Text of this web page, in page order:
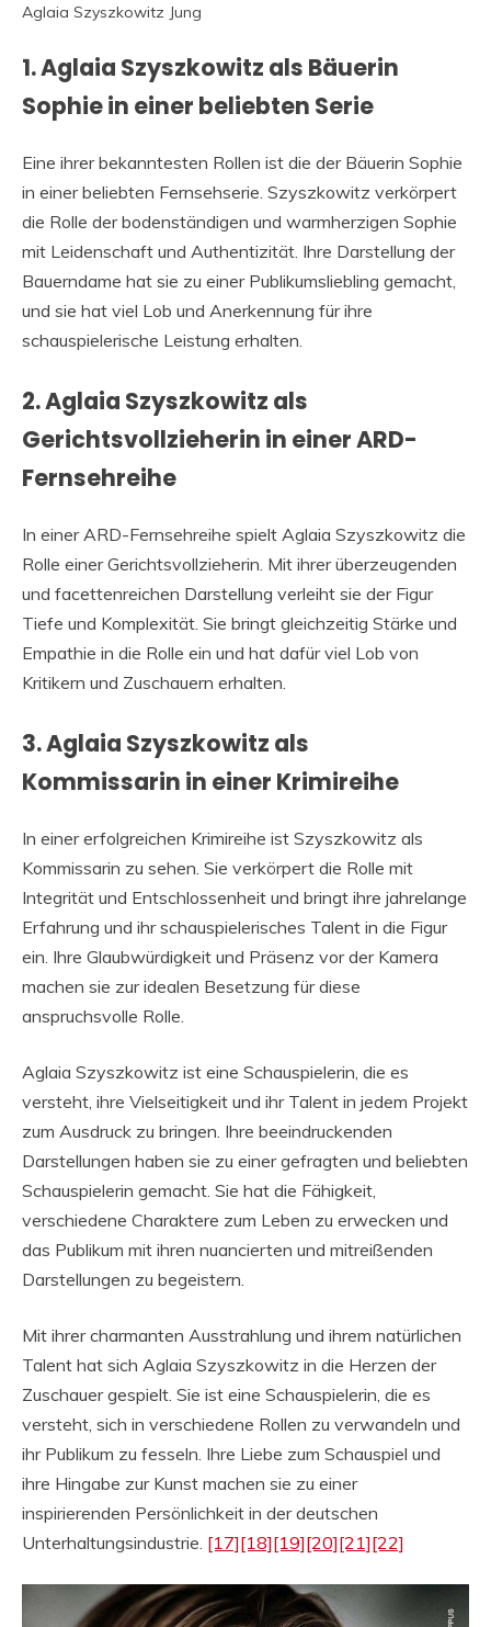
Aglaia Szyszkowitz Jung
1. Aglaia Szyszkowitz als Bäuerin
Sophie in einer beliebten Serie
Eine ihrer bekanntesten Rollen ist die der Bäuerin Sophie
in einer beliebten Fernsehserie. Szyszkowitz verkörpert
die Rolle der bodenständigen und warmherzigen Sophie
mit Leidenschaft und Authentizität. Ihre Darstellung der
Bauerndame hat sie zu einer Publikumsliebling gemacht,
und sie hat viel Lob und Anerkennung für ihre
schauspielerische Leistung erhalten.
2. Aglaia Szyszkowitz als
Gerichtsvollzieherin in einer ARD-
Fernsehreihe
In einer ARD-Fernsehreihe spielt Aglaia Szyszkowitz die
Rolle einer Gerichtsvollzieherin. Mit ihrer überzeugenden
und facettenreichen Darstellung verleiht sie der Figur
Tiefe und Komplexität. Sie bringt gleichzeitig Stärke und
Empathie in die Rolle ein und hat dafür viel Lob von
Kritikern und Zuschauern erhalten.
3. Aglaia Szyszkowitz als
Kommissarin in einer Krimireihe
In einer erfolgreichen Krimireihe ist Szyszkowitz als
Kommissarin zu sehen. Sie verkörpert die Rolle mit
Integrität und Entschlossenheit und bringt ihre jahrelange
Erfahrung und ihr schauspielerisches Talent in die Figur
ein. Ihre Glaubwürdigkeit und Präsenz vor der Kamera
machen sie zur idealen Besetzung für diese
anspruchsvolle Rolle.
Aglaia Szyszkowitz ist eine Schauspielerin, die es
versteht, ihre Vielseitigkeit und ihr Talent in jedem Projekt
zum Ausdruck zu bringen. Ihre beeindruckenden
Darstellungen haben sie zu einer gefragten und beliebten
Schauspielerin gemacht. Sie hat die Fähigkeit,
verschiedene Charaktere zum Leben zu erwecken und
das Publikum mit ihren nuancierten und mitreißenden
Darstellungen zu begeistern.
Mit ihrer charmanten Ausstrahlung und ihrem natürlichen
Talent hat sich Aglaia Szyszkowitz in die Herzen der
Zuschauer gespielt. Sie ist eine Schauspielerin, die es
versteht, sich in verschiedene Rollen zu verwandeln und
ihr Publikum zu fesseln. Ihre Liebe zum Schauspiel und
ihre Hingabe zur Kunst machen sie zu einer
inspirierenden Persönlichkeit in der deutschen
Unterhaltungsindustrie. [17][18][19][20][21][22]